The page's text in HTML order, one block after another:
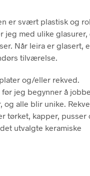
er svært plastisk og
jeg med ulike glasurer,
Når leira er glasert,
tilværelse.
og/eller rekved.
jeg begynner å jobbe
og alle blir unike.
tørket, kapper, pusser
utvalgte keramiske